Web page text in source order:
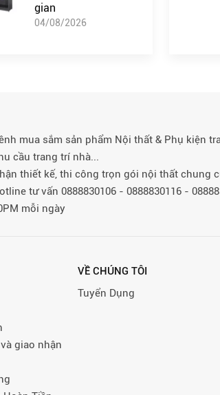
gian
04/08/2026
mua sắm sản phẩm Nội thất & Phụ kiện
cầu trang trí nhà...
thiết kế, thi công trọn gói nội thất chung
tư vấn 0888830106 - 0888830116 -
mỗi ngày
giao nhận
VỀ CHÚNG TÔI
Tuyển Dụng